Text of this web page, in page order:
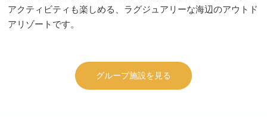
アクティビティも楽しめる、ラグジュアリーな海辺のアウトド
アリゾートです。
グループ施設を見る